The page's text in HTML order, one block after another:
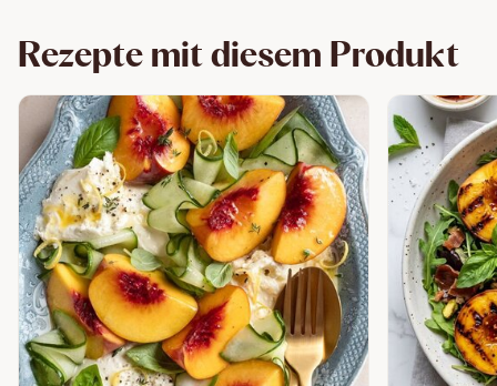
Rezepte mit diesem Produkt